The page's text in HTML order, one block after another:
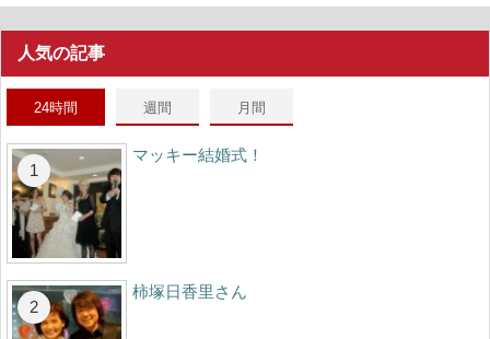
人気の記事
24時間 週間 月間
マッキー結婚式！
柿塚日香里さん